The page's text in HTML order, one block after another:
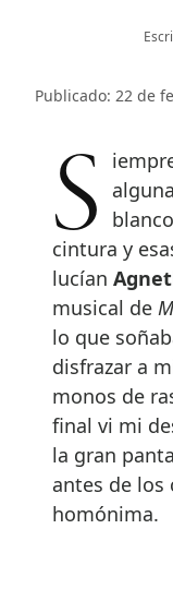
Publicado: 22 de
Siempre soñé con disfrazarme
cintura y
lucían
musical de
lo que
disfrazar a
monos de
final vi mi
la gran
antes de los
homónima.